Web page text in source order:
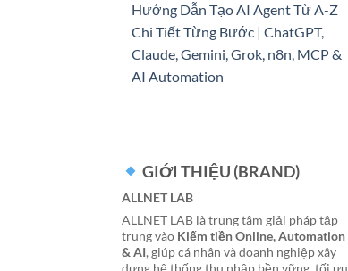
Hướng Dẫn Tạo AI Agent Từ A-Z
Chi Tiết Từng Bước | ChatGPT,
Claude, Gemini, Grok, n8n, MCP &
AI Automation
GIỚI THIỆU (BRAND)
ALLNET LAB
ALLNET LAB là trung tâm giải pháp tập
trung vào Kiếm tiền Online, Automation
& AI, giúp cá nhân và doanh nghiệp xây
dựng hệ thống thu nhập bền vững, tối ưu